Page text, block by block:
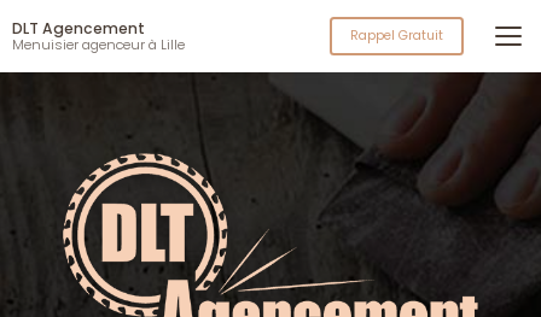
au
contenu
principal
DLT Agencement
Menuisier agenceur à Lille Rappel Gratuit